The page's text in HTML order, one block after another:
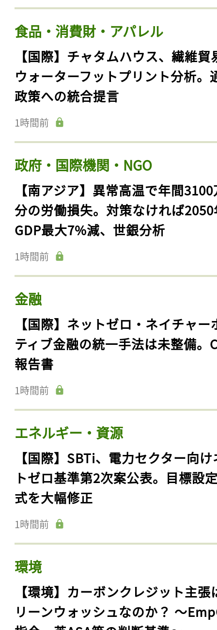
食品・消費財・アパレル
【国際】チャタムハウス、繊維貿
ウォーターフットプリント分析。
政策への統合提言
1時間前
政府・国際機関・NGO
【南アジア】異常高温で年間
分の労働損失。対策なければ
GDP最大7%減、世銀分析
1時間前
金融
【国際】ネットゼロ・ネイチャー
ティブ金融の統一手法は未整備。
報告書
1時間前
エネルギー・資源
【国際】SBTi、電力セクター向
トゼロ基準第2次案公表。目標設
式を大幅修正
1時間前
環境
【環境】カーボンクレジット主張
リーンウォッシュなのか？ 〜